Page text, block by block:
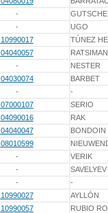
- GUTSCHE
- UGO
10990017 TÚNEZ
04040057
- NESTER
04030074 BARBET
- -
07000107 SERIO
04090016 RAK
04040047 BONDOIN
08010599
- VERIK
- SAVELYEV
- -
10990027 AYLLÓN
10990057 RUBIO